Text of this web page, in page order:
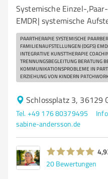
Systemische Einzel-
EMDR| systemische
PAARTHERAPIE SYSTEMISCHE
FAMILIENAUFSTELLUNGEN (DGFS)
INTEGRATIVE KUNSTTHERAPIE
TRENNUNGSBEGLEITUNG BERATUNG
KOMMUNIKATIONSPROBLEME IN
ERZIEHUNG VON KINDERN
Schlossplatz 3, 36129
Tel. +49 176 80379495
sabine-andersson.de
20 Bewertungen